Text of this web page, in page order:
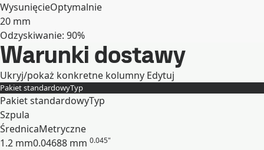
WysunięcieOptymalnie
20 mm
Rozwiń
Odzyskiwanie: 90%
Warunki dostawy
Ukryj/pokaż konkretne kolumny Edytuj
Pakiet standardowyTyp
Pakiet standardowyTyp
Szpula
ŚrednicaMetryczne
1.2 mm0.04688 mm 0.045"